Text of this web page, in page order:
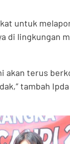
untuk
di lingkungan
akan terus
tambah